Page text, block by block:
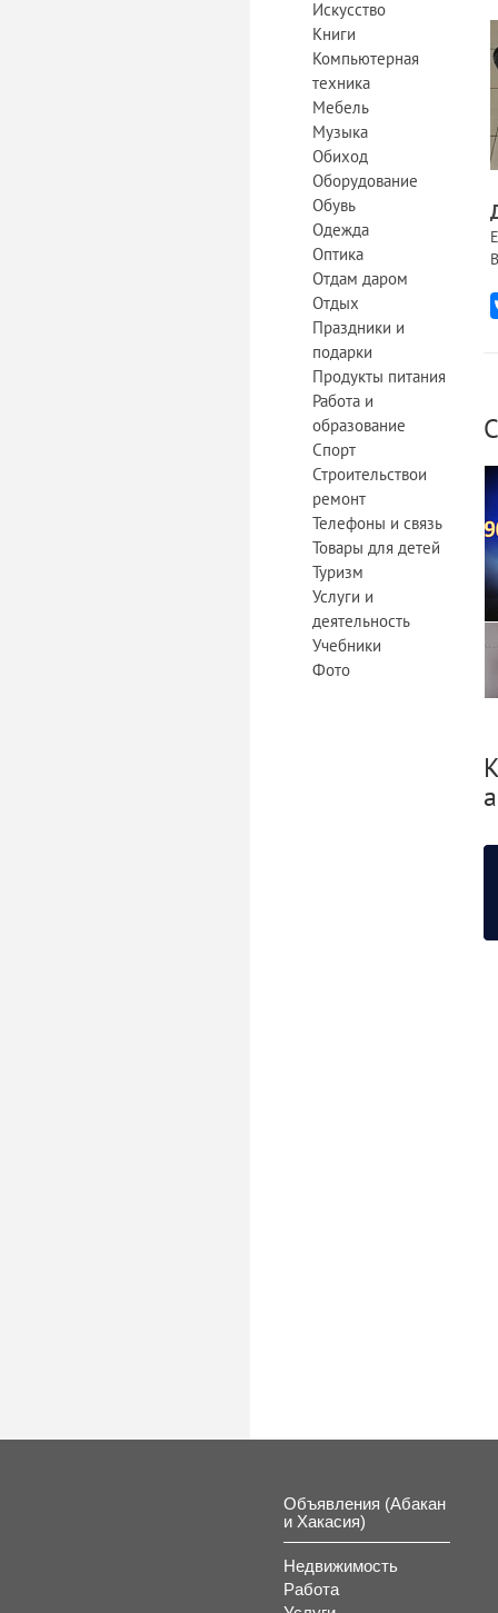
Искусство
Книги
Компьютерная
техника
Мебель
Музыка
Обиход
Оборудование
Обувь
Одежда
Оптика
Отдам даром
Отдых
Праздники и
подарки
Продукты питания
Работа и
образование
Спорт
Строительствои
ремонт
Телефоны и связь
Товары для детей
Туризм
Услуги и
деятельность
Учебники
Фото
Объявления (Абакан
и Хакасия)
Недвижимость
Работа